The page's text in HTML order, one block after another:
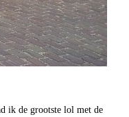
ik de grootste lol met de